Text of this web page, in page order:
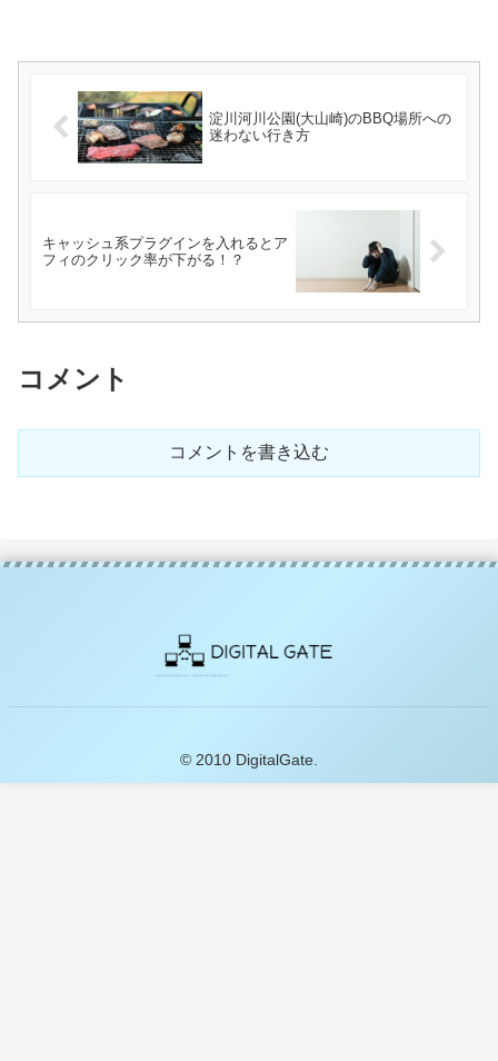
淀川河川公園(大山崎)のBBQ場所への
迷わない行き方
キャッシュ系プラグインを入れるとア
フィのクリック率が下がる！？
コメント
コメントを書き込む
© 2010 DigitalGate.